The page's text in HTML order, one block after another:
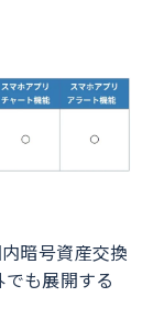
暗号資産交換
も展開する